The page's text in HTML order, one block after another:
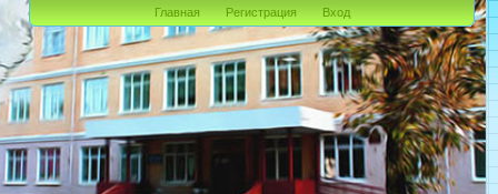
Главная Регистрация Вход